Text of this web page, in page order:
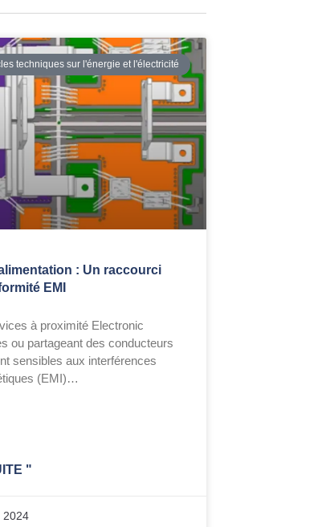
techniques sur l'énergie et l'électricité
: Un raccourci
EMI
à proximité Electronic
ou partageant des conducteurs
sensibles aux interférences
(EMI)…
"
2024